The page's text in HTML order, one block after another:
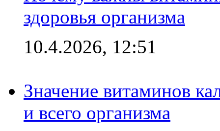
здоровья организма
10.4.2026, 12:51
Значение витаминов
и всего организма